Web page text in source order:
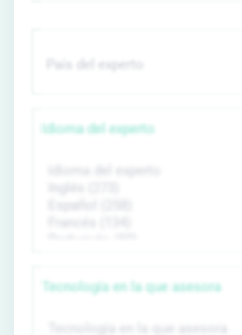
Idioma del experto
Tecnología en la que asesora